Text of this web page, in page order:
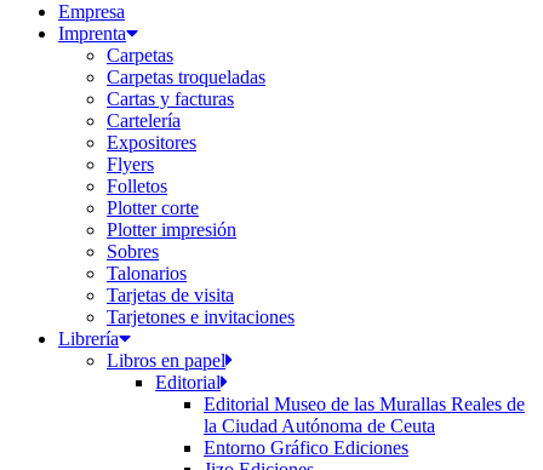
Empresa
Imprenta
Carpetas
Carpetas troqueladas
Cartas y facturas
Cartelería
Expositores
Flyers
Folletos
Plotter corte
Plotter impresión
Sobres
Talonarios
Tarjetas de visita
Tarjetones e invitaciones
Librería
Libros en papel
Editorial
Editorial Museo de las Murallas Reales de
la Ciudad Autónoma de Ceuta
Entorno Gráfico Ediciones